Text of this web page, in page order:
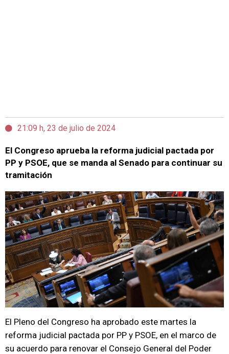
21:09 h, 23 de julio de 2024
El Congreso aprueba la reforma judicial pactada por
PP y PSOE, que se manda al Senado para continuar su
tramitación
El Pleno del Congreso ha aprobado este martes la
reforma judicial pactada por PP y PSOE, en el marco de
su acuerdo para renovar el Consejo General del Poder